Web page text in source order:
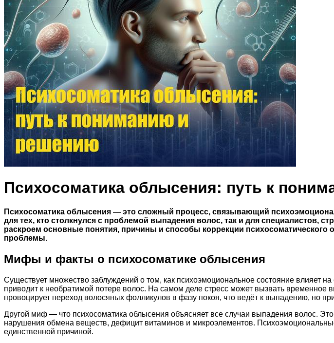
Психосоматика облысения: путь к
Психосоматика облысения — это сложный процесс, связывающий
для тех, кто столкнулся с проблемой выпадения волос, так и для
раскроем основные понятия, причины и способы коррекции
проблемы.
Мифы и факты о психосоматике облысения
Существует множество заблуждений о том, как психоэмоциональное состояние влияет
приводит к необратимой потере волос. На самом деле стресс может вызвать временное
провоцирует переход волосяных фолликулов в фазу покоя, что ведёт к выпадению, но
Другой миф — что психосоматика облысения объясняет все случаи выпадения волос.
нарушения обмена веществ, дефицит витаминов и микроэлементов.
единственной причиной.